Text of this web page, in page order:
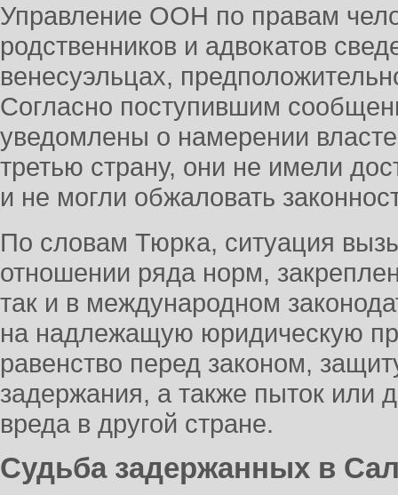
Управление ООН по правам
родственников и адвокатов
венесуэльцах,
Согласно поступившим
уведомлены о намерении
третью страну, они не имели
и не могли обжаловать
По словам Тюрка, ситуация
отношении ряда норм,
так и в международном
на надлежащую юридическую
равенство перед законом,
задержания, а также пыток или
вреда в другой стране.
Судьба задержанных в